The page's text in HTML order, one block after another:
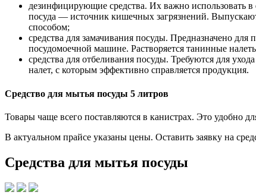
дезинфицирующие средства. Их важно использовать
посуда — источник кишечных загрязнений.
способом;
средства для замачивания посуды. Предназначено
посудомоечной машине. Растворяется танинные
средства для отбеливания посуды. Требуются для
налет, с которым эффективно справляется продукция.
Средство для мытья посуды 5 литров
Товары чаще всего поставляются в канистрах. Это удобно
В актуальном прайсе указаны цены. Оставить заявку на
Средства для мытья посуды